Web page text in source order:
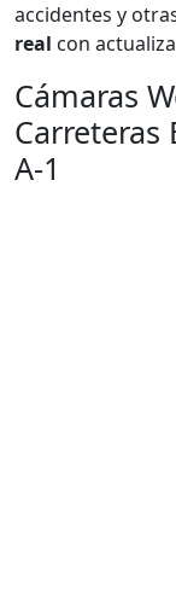
accidentes y
real con
Cámaras
Carreteras
A-1